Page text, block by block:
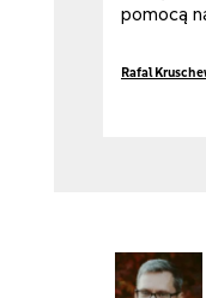
pomocą
Rafal